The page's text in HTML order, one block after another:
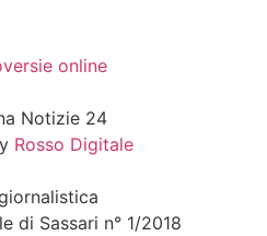
online
Notizie 24
Rosso Digitale
di Sassari n° 1/2018